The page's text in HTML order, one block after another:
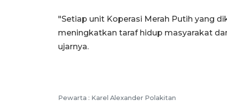
"Setiap unit Koperasi Merah Putih yang
meningkatkan taraf hidup masyarakat
ujarnya.
Pewarta : Karel Alexander Polakitan